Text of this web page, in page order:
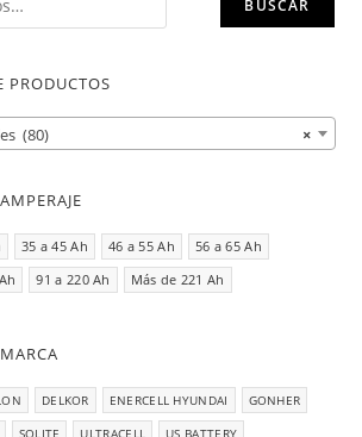
BUSCAR
PRODUCTOS
×
(80)
35 a 45 Ah 46 a 55 Ah
56 a 65 Ah
91 a 220 Ah Más de 221 Ah
DELKOR ENERCELL HYUNDAI
GONHER
SOLITE ULTRACELL US BATTERY